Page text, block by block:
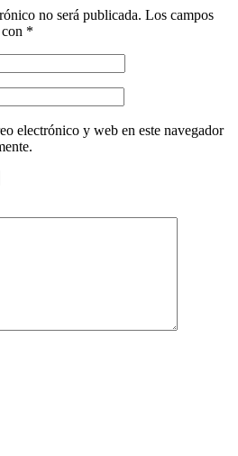
no será publicada. Los campos
*
electrónico y web en este navegador